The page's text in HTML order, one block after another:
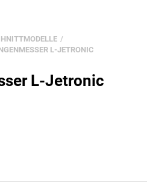
L-JETRONIC
L-Jetronic